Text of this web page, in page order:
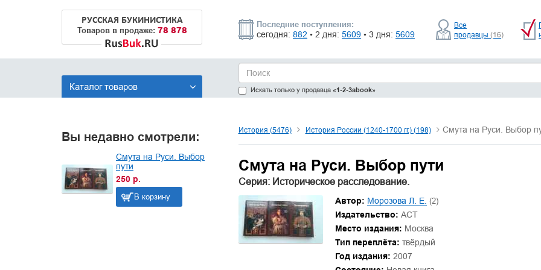
РУССКАЯ БУКИНИСТИКА
Товаров в продаже: 78 878
Последние поступления:
сегодня: 882 • 2 дня: 5609 • 3 дня: 5609
Все
продавцы (16)
Каталог товаров Искать только у продавца «1-2-3abook»
Вы недавно смотрели:
Смута на Руси. Выбор
пути
250 р.
В корзину
История (5476) История России (1240-1700 гг.) (198) Смута на Руси. Выбор
Смута на Руси. Выбор пути
Серия: Историческое расследование.
Автор: Морозова Л. Е. (2)
Издательство: АСТ
Место издания: Москва
Тип переплёта: твёрдый
Год издания: 2007